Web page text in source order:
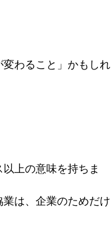
わること」かもしれ
上の意味を持ちま
は、企業のためだけ